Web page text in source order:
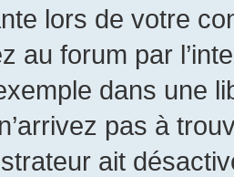
lors de votre
au forum par
dans une
pas à
ait